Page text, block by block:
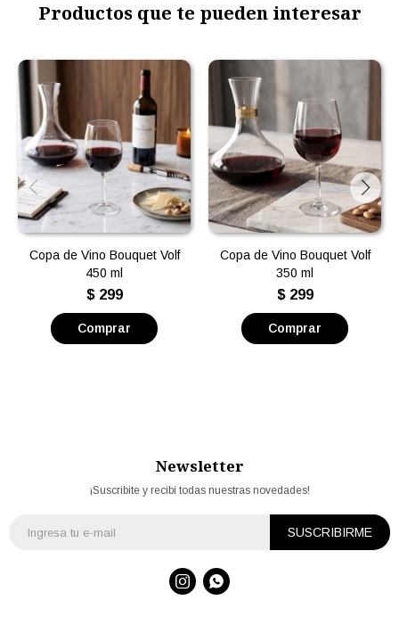
Productos que te pueden interesar
Copa de Vino Bouquet Volf
450 ml
$ 299
Copa de Vino Bouquet Volf
350 ml
$ 299
Newsletter
¡Suscribite y recibí todas nuestras novedades!
SUSCRIBIRME
 